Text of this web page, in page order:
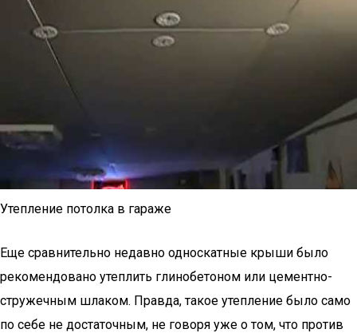
Утепление потолка в гараже
Еще сравнительно недавно односкатные крыши было
рекомендовано утеплить глинобетоном или цементно-
стружечным шлаком. Правда, такое утепление было само
по себе не достаточным, не говоря уже о том, что против